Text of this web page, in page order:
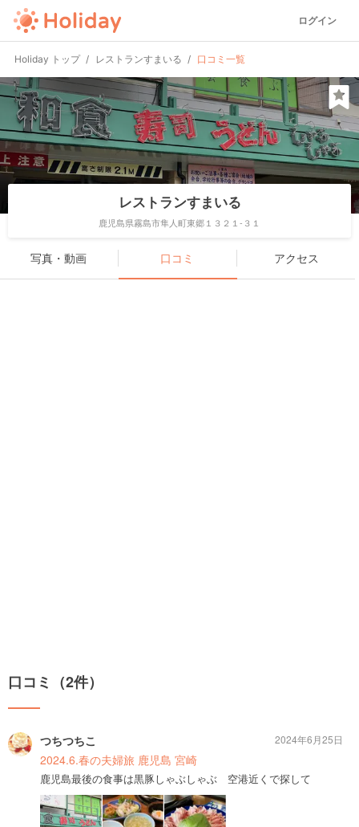
ログイン
Holiday トップ レストランすまいる 口コミ一覧
レストランすまいる
鹿児島県霧島市隼人町東郷１３２１-３１
写真・動画 口コミ アクセス
口コミ（2件）
つちつちこ
2024.6.春の夫婦旅 鹿児島 宮崎
鹿児島最後の食事は黒豚しゃぶしゃぶ 空港近くで探して
2024年6月25日